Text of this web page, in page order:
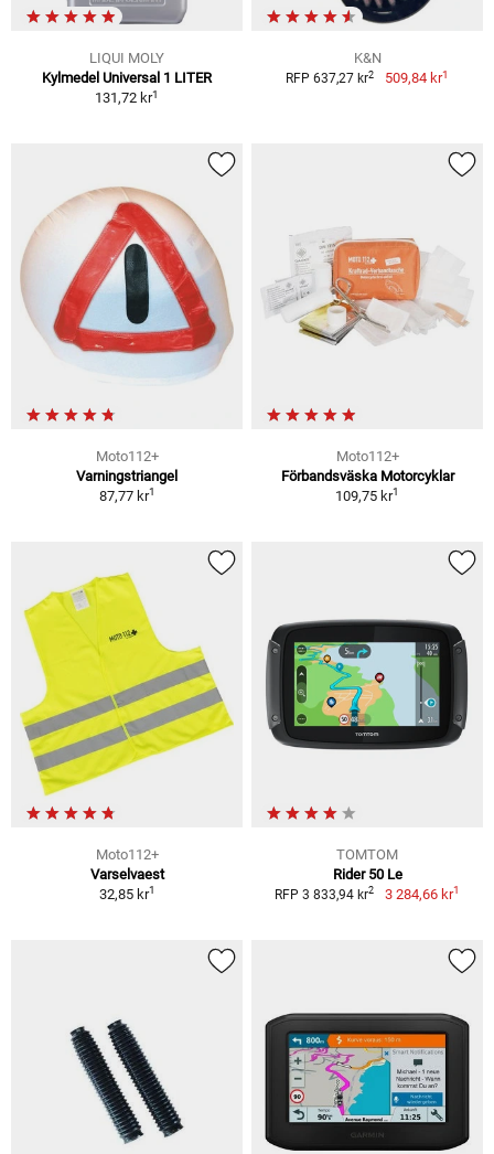
LIQUI MOLY
Kylmedel Universal 1 LITER
131,72 kr1
K&N
RFP 637,27 kr2 509,84 kr1
Moto112+
Varningstriangel
87,77 kr1
Moto112+
Förbandsväska Motorcyklar
109,75 kr1
Moto112+
Varselvaest
32,85 kr1
TOMTOM
Rider 50 Le
RFP 3 833,94 kr2 3 284,66 kr1